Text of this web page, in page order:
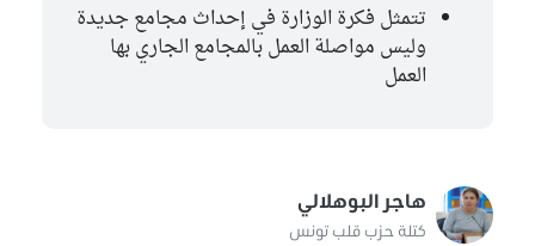
تتمثل فكرة الوزارة في إحداث مجامع جديدة
وليس مواصلة العمل بالمجامع الجاري بها
العمل
هاجر البوهلالي
كتلة حزب قلب تونس